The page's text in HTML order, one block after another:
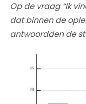
Op de vraag “Ik
dat binnen de
antwoordden de